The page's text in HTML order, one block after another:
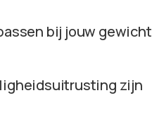
bij jouw gewicht
zijn